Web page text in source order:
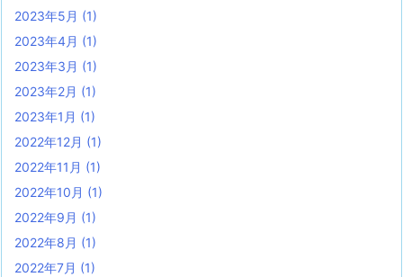
2023年5月 (1)
2023年4月 (1)
2023年3月 (1)
2023年2月 (1)
2023年1月 (1)
2022年12月 (1)
2022年11月 (1)
2022年10月 (1)
2022年9月 (1)
2022年8月 (1)
2022年7月 (1)